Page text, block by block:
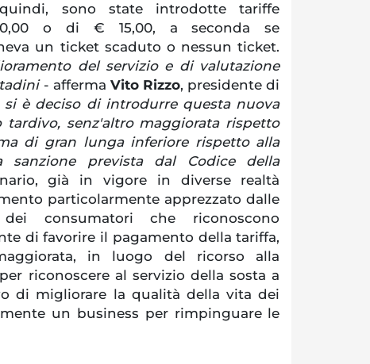
sono state introdotte tariffe
o di € 15,00, a seconda se
un ticket scaduto o nessun ticket.
del servizio e di valutazione
- afferma Vito Rizzo, presidente di
si è deciso di introdurre questa nuova
senz'altro maggiorata rispetto
di gran lunga inferiore rispetto alla
sanzione prevista dal Codice della
già in vigore in diverse realtà
particolarmente apprezzato dalle
consumatori che riconoscono
di favorire il pagamento della tariffa,
in luogo del ricorso alla
riconoscere al servizio della sosta a
di migliorare la qualità della vita dei
un business per rimpinguare le